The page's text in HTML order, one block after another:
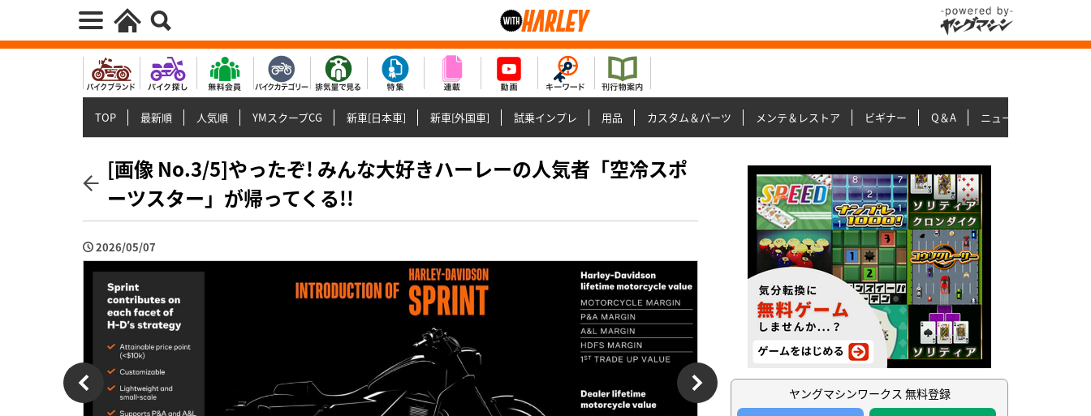
TOP 最新順 人気順 YMスクープCG 新車[日本車] 新車[外国車] 試乗インプレ 用品 カスタム＆パーツ メンテ＆レストア ビギナー Q＆A ニュース＆トピックス
[画像 No.3/5]やったぞ! みんな大好きハーレーの人気者「空冷スポ
ーツスター」が帰ってくる!!
2026/05/07
ヤングマシンワークス 無料登録